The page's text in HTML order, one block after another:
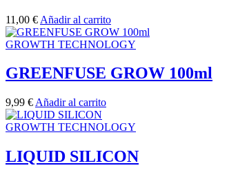
11,00 € Añadir al carrito
GROWTH TECHNOLOGY
GREENFUSE GROW 100ml
9,99 € Añadir al carrito
GROWTH TECHNOLOGY
LIQUID SILICON